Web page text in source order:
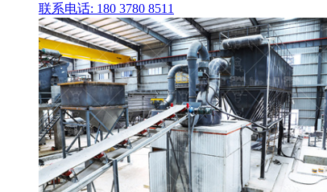
联系电话: 180 3780 8511